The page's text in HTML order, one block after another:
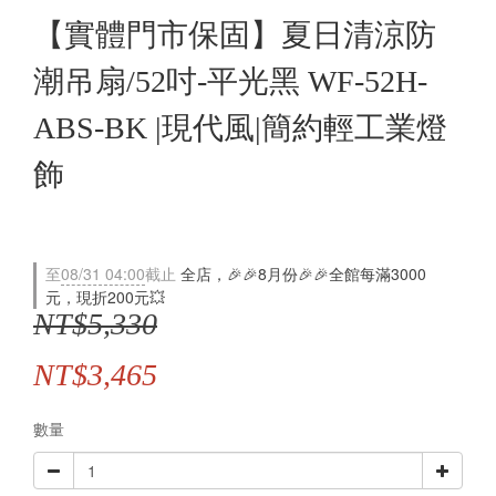
【實體門市保固】夏日清涼防
潮吊扇/52吋-平光黑 WF-52H-
ABS-BK |現代風|簡約輕工業燈
飾
至08/31 04:00截止 全店，🎉🎉8月份🎉🎉全館每滿3000
元，現折200元💥
NT$5,330
NT$3,465
數量